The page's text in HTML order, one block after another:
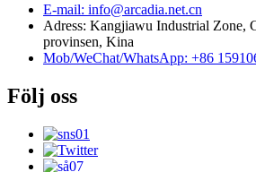
E-mail: info@arcadia.net.cn
Adress: Kangjiawu Industrial Zone,
provinsen, Kina
Mob/WeChat/WhatsApp: +86
Följ oss